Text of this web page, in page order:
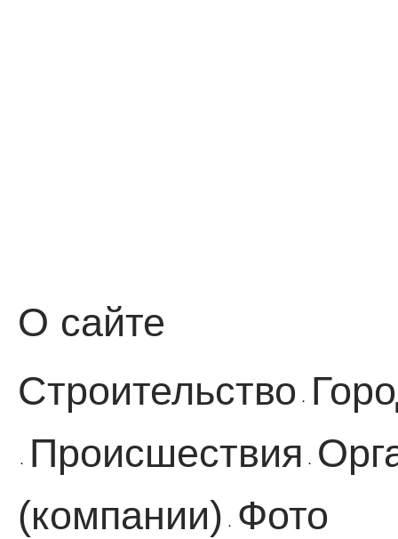
О сайте
Строительство ·
· Происшествия ·
(компании)
·
Фото